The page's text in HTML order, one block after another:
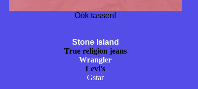
Oók tassen!
Stone Island
True religion jeans
Wrangler
Levi's
Gstar